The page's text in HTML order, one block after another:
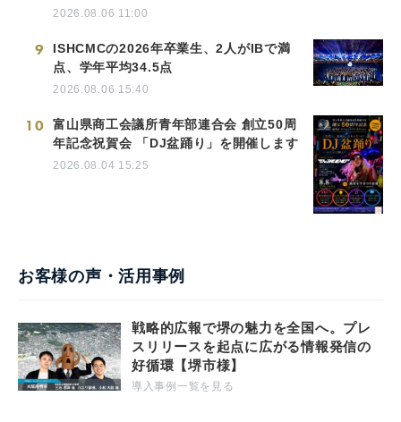
2026.08.06 11:00
9
ISHCMCの2026年卒業生、2人がIBで満
点、学年平均34.5点
2026.08.06 15:40
10
富山県商工会議所青年部連合会 創立50周
年記念祝賀会 「DJ盆踊り」を開催します
2026.08.04 15:25
お客様の声・活用事例
戦略的広報で堺の魅力を全国へ。プレ
スリリースを起点に広がる情報発信の
好循環【堺市様】
導入事例一覧を見る